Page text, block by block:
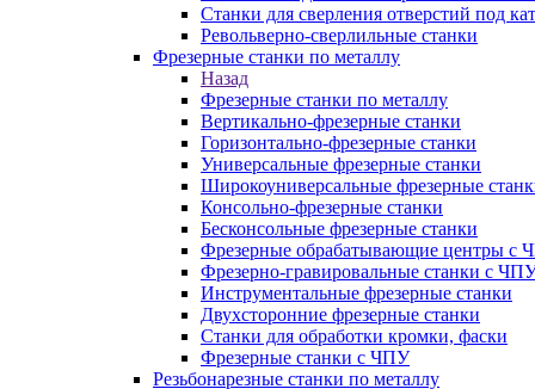
Станки для сверления отверстий под
Револьверно-сверлильные станки
Фрезерные станки по металлу
Назад
Фрезерные станки по металлу
Вертикально-фрезерные станки
Горизонтально-фрезерные станки
Универсальные фрезерные станки
Широкоуниверсальные фрезерные
Консольно-фрезерные станки
Бесконсольные фрезерные станки
Фрезерные обрабатывающие центры с
Фрезерно-гравировальные станки с
Инструментальные фрезерные станки
Двухсторонние фрезерные станки
Станки для обработки кромки, фаски
Фрезерные станки с ЧПУ
Резьбонарезные станки по металлу